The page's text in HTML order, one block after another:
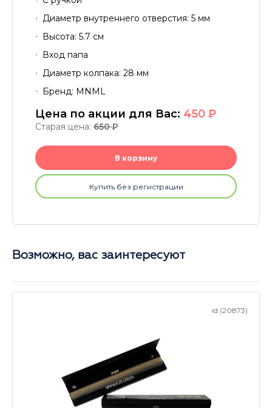
Диаметр внутреннего отверстия: 5 мм
Высота: 5.7 см
Вход папа
Диаметр колпака: 28 мм
Бренд: MNML
Цена по акции для Вас: 450 P
Старая цена: 650P
В корзину
Купить без регистрации
Возможно, вас заинтересуют
id (20873)